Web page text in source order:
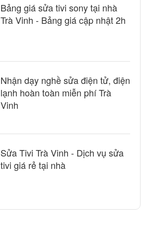
Bảng giá sửa tivi sony tại nhà
Trà Vinh - Bảng giá cập nhật 2h
Nhận dạy nghề sửa điện tử, điện
lạnh hoàn toàn miễn phí Trà
Vinh
Sửa Tivi Trà Vinh - Dịch vụ sửa
tivi giá rẻ tại nhà